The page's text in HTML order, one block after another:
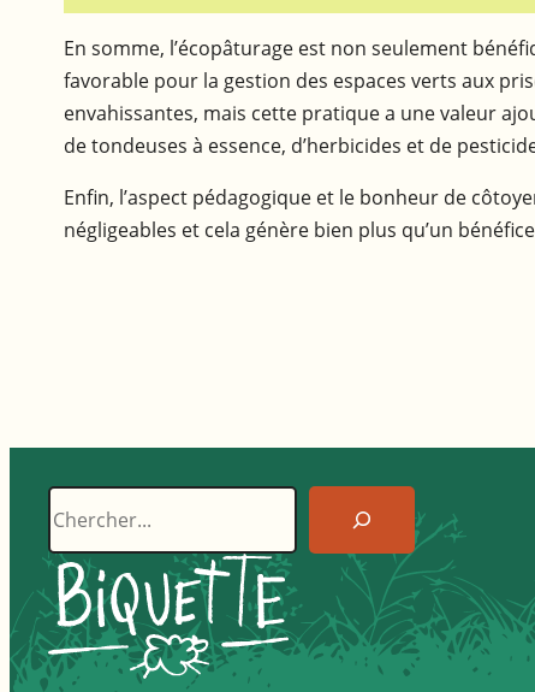
En somme, l’écopâturage est non seulement
favorable pour la gestion des espaces verts aux
envahissantes, mais cette pratique a une valeur
de tondeuses à essence, d’herbicides et de
Enfin, l’aspect pédagogique et le bonheur de
négligeables et cela génère bien plus qu’un